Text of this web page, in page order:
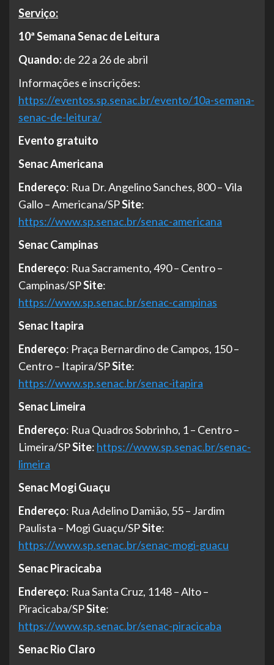
Serviço:
10ª Semana Senac de Leitura
Quando:de 22 a 26 de abril
Informações e inscrições:
https://eventos.sp.senac.br/evento/10a-semana-
senac-de-leitura/
Evento gratuito
Senac Americana
Endereço: Rua Dr. Angelino Sanches, 800 – Vila
Gallo – Americana/SPSite:
https://www.sp.senac.br/senac-americana
Senac Campinas
Endereço: Rua Sacramento, 490 – Centro –
Campinas/SPSite:
https://www.sp.senac.br/senac-campinas
Senac Itapira
Endereço: Praça Bernardino de Campos, 150 –
Centro – Itapira/SPSite:
https://www.sp.senac.br/senac-itapira
Senac Limeira
Endereço: Rua Quadros Sobrinho, 1 – Centro –
Limeira/SPSite: https://www.sp.senac.br/senac-
limeira
Senac Mogi Guaçu
Endereço: Rua Adelino Damião, 55 – Jardim
Paulista – Mogi Guaçu/SPSite:
https://www.sp.senac.br/senac-mogi-guacu
Senac Piracicaba
Endereço: Rua Santa Cruz, 1148 – Alto –
Piracicaba/SPSite:
https://www.sp.senac.br/senac-piracicaba
Senac Rio Claro